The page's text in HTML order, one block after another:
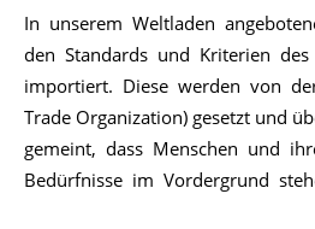
In unserem Weltladen
den Standards und Kriterien des
importiert. Diese werden von der
Trade Organization) gesetzt und
gemeint, dass Menschen und
Bedürfnisse im Vordergrund